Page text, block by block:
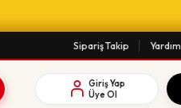
Sipariş Takip Yardım
Giriş Yap
Üye Ol